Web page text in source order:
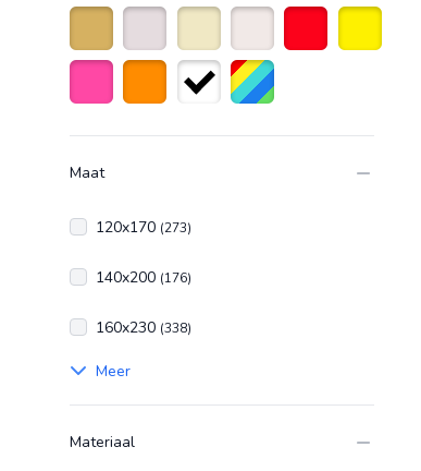
Grijs Paars Bruin Zilver Licht grijsGoud
GoudkleurigCreme witBeige Naturelkleur
Maat
120x170 (273)
140x200 (176)
160x230 (338)
Meer
Materiaal